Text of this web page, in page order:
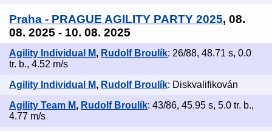
Praha - PRAGUE AGILITY PARTY 2025, 08.
08. 2025 - 10. 08. 2025
Agility Individual M, Rudolf Broulík: 26/88, 48.71 s, 0.0
tr. b., 4.52 m/s
Agility Individual M, Rudolf Broulík: Diskvalifikován
Agility Team M, Rudolf Broulík: 43/86, 45.95 s, 5.0 tr. b.,
4.77 m/s